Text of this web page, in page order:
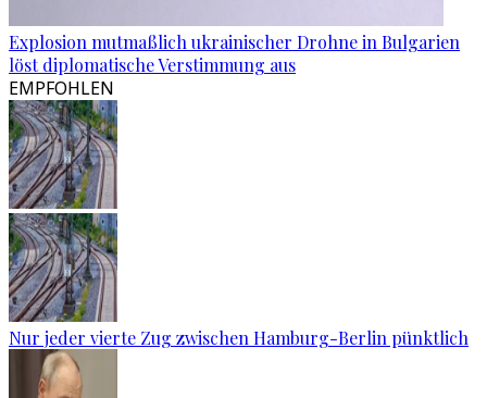
Explosion mutmaßlich ukrainischer Drohne in Bulgarien
löst diplomatische Verstimmung aus
EMPFOHLEN
Nur jeder vierte Zug zwischen Hamburg-Berlin pünktlich